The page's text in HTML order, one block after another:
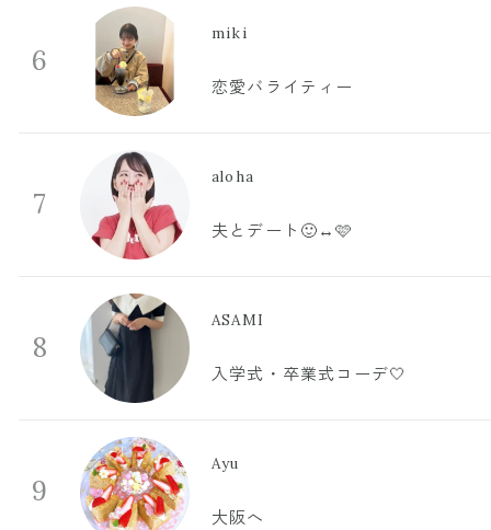
6
miki
恋愛バライティー
7
aloha
夫とデート🙂‍↔️🩷
8
ASAMI
入学式・卒業式コーデ🤍
9
Ayu
大阪へ